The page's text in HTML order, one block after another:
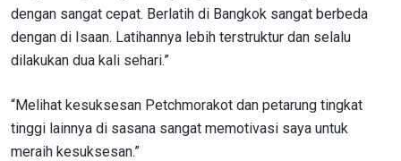
dengan sangat cepat. Berlatih di Bangkok sangat berbeda
dengan di Isaan. Latihannya lebih terstruktur dan selalu
dilakukan dua kali sehari.”
“Melihat kesuksesan Petchmorakot dan petarung tingkat
tinggi lainnya di sasana sangat memotivasi saya untuk
meraih kesuksesan.”